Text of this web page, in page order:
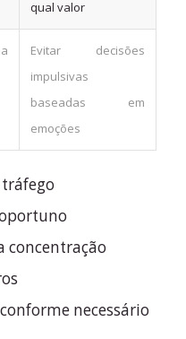
qual valor
Evitar decisões
impulsivas
baseadas em
emoções
concentração
necessário